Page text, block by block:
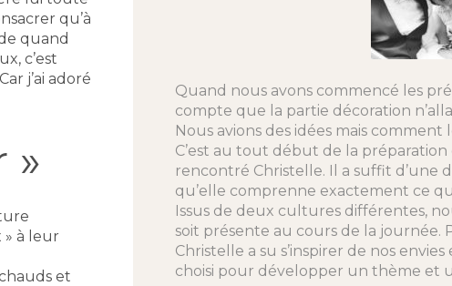
qu’à
quand
c’est
j’ai adoré
»
» à leur
et
Quand nous avons commencé les
compte que la partie décoration
Nous avions des idées mais comment
C’est au tout début de la
rencontré Christelle. Il a suffit d’une
qu’elle comprenne exactement ce
Issus de deux cultures différentes,
soit présente au cours de la journée.
Christelle a su s’inspirer de nos
choisi pour développer un thème et